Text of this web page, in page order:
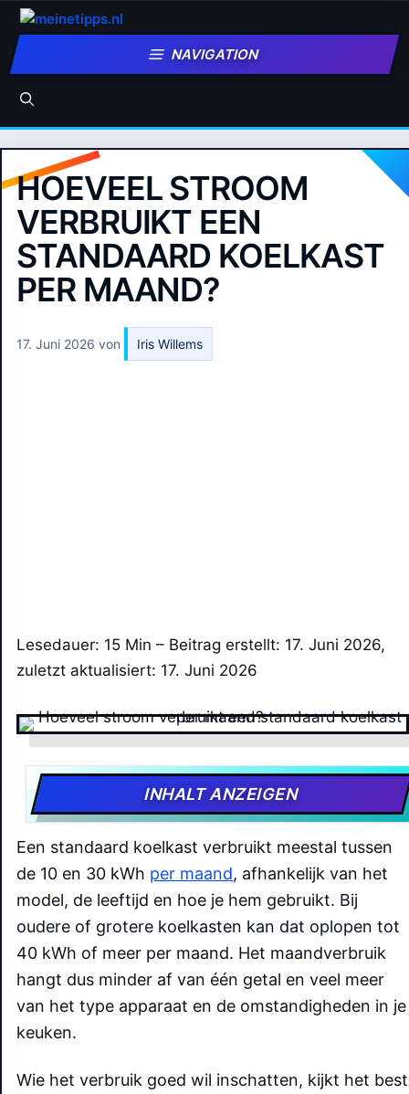
Zum
Inhalt
springen
NAVIGATION
HOEVEEL STROOM
VERBRUIKT EEN
STANDAARD KOELKAST
PER MAAND?
17. Juni 2026 von Iris Willems
Lesedauer: 15 Min – Beitrag erstellt: 17. Juni 2026,
zuletzt aktualisiert: 17. Juni 2026
INHALT ANZEIGEN
Een standaard koelkast verbruikt meestal tussen
de 10 en 30 kWh per maand, afhankelijk van het
model, de leeftijd en hoe je hem gebruikt. Bij
oudere of grotere koelkasten kan dat oplopen tot
40 kWh of meer per maand. Het maandverbruik
hangt dus minder af van één getal en veel meer
van het type apparaat en de omstandigheden in je
keuken.
Wie het verbruik goed wil inschatten, kijkt het best